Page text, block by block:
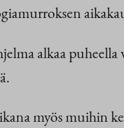
alkaa
myös muihin